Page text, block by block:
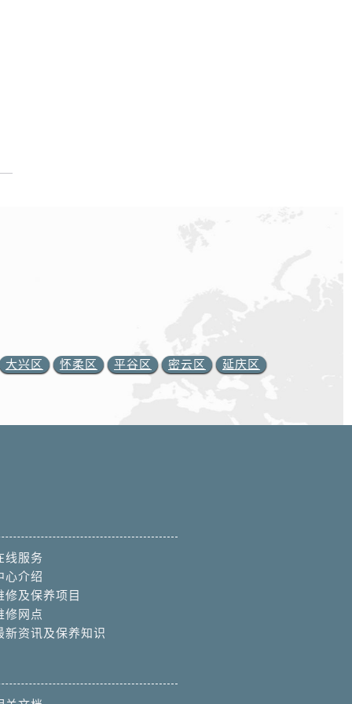
大兴区 怀柔区 平谷区 密云区 延庆区
线服务
心介绍
修及保养项目
修网点
新资讯及保养知识